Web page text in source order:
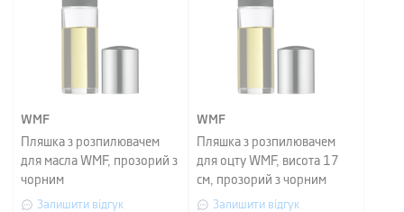
WMF
Пляшка з розпилювачем
для масла WMF, прозорий з
чорним
Залишити відгук
WMF
Пляшка з розпилювачем
для оцту WMF, висота 17
см, прозорий з чорним
Залишити відгук